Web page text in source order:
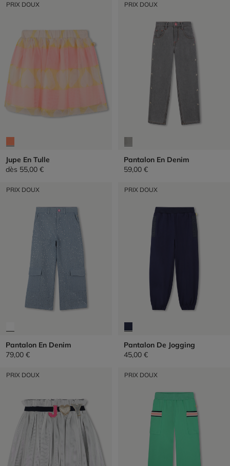
PRIX DOUX
Jupe En Tulle
dès 55,00 €
PRIX DOUX
Pantalon En Denim
59,00 €
PRIX DOUX
Pantalon En Denim
79,00 €
PRIX DOUX
Pantalon De Jogging
45,00 €
PRIX DOUX PRIX DOUX